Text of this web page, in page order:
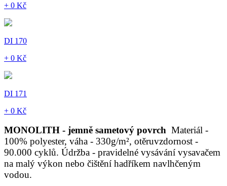
+ 0 Kč
DI 170
+ 0 Kč
DI 171
+ 0 Kč
MONOLITH - jemně sametový povrch Materiál -
100% polyester, váha - 330g/m², otěruvzdornost -
90.000 cyklů. Údržba - pravidelné vysávání vysavačem
na malý výkon nebo čištění hadříkem navlhčeným
vodou.